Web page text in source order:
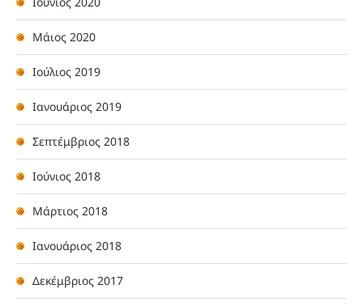
Μάιος 2020
Ιούλιος 2019
Ιανουάριος 2019
Σεπτέμβριος 2018
Ιούνιος 2018
Μάρτιος 2018
Ιανουάριος 2018
Δεκέμβριος 2017